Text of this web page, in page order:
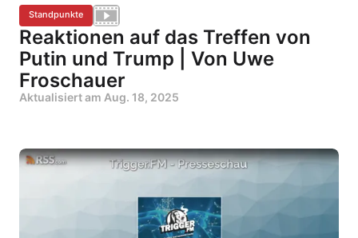
Standpunkte
Reaktionen auf das Treffen von
Putin und Trump | Von Uwe
Froschauer
Aktualisiert am Aug. 18, 2025